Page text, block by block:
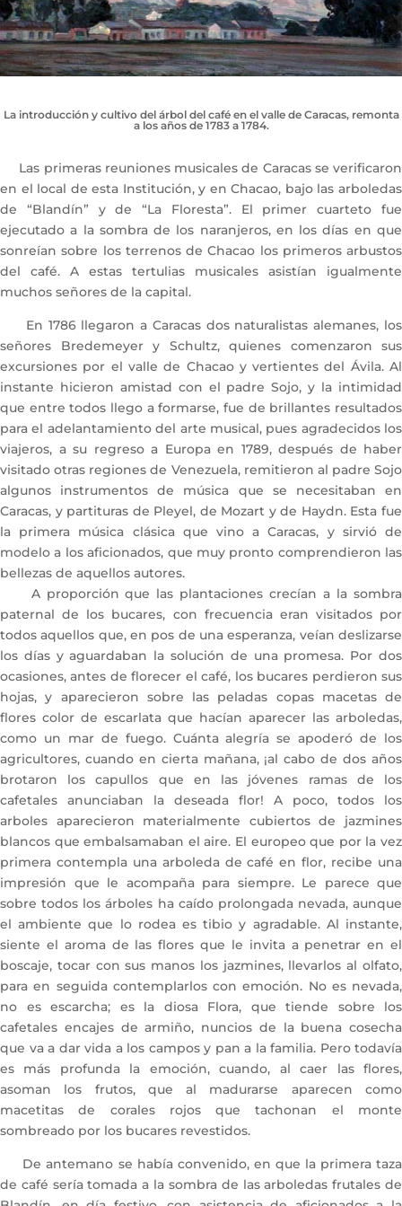
La introducción y cultivo del árbol del café en el valle de Caracas, remonta
a los años de 1783 a 1784.
Las primeras reuniones musicales de Caracas se verificaron
en el local de esta Institución, y en Chacao, bajo las arboledas
de “Blandín” y de “La Floresta”. El primer cuarteto fue
ejecutado a la sombra de los naranjeros, en los días en que
sonreían sobre los terrenos de Chacao los primeros arbustos
del café. A estas tertulias musicales asistían igualmente
muchos señores de la capital.
En 1786 llegaron a Caracas dos naturalistas alemanes, los
señores Bredemeyer y Schultz, quienes comenzaron sus
excursiones por el valle de Chacao y vertientes del Ávila. Al
instante hicieron amistad con el padre Sojo, y la intimidad
que entre todos llego a formarse, fue de brillantes resultados
para el adelantamiento del arte musical, pues agradecidos los
viajeros, a su regreso a Europa en 1789, después de haber
visitado otras regiones de Venezuela, remitieron al padre Sojo
algunos instrumentos de música que se necesitaban en
Caracas, y partituras de Pleyel, de Mozart y de Haydn. Esta fue
la primera música clásica que vino a Caracas, y sirvió de
modelo a los aficionados, que muy pronto comprendieron las
bellezas de aquellos autores.
A proporción que las plantaciones crecían a la sombra
paternal de los bucares, con frecuencia eran visitados por
todos aquellos que, en pos de una esperanza, veían deslizarse
los días y aguardaban la solución de una promesa. Por dos
ocasiones, antes de florecer el café, los bucares perdieron sus
hojas, y aparecieron sobre las peladas copas macetas de
flores color de escarlata que hacían aparecer las arboledas,
como un mar de fuego. Cuánta alegría se apoderó de los
agricultores, cuando en cierta mañana, ¡al cabo de dos años
brotaron los capullos que en las jóvenes ramas de los
cafetales anunciaban la deseada flor! A poco, todos los
arboles aparecieron materialmente cubiertos de jazmines
blancos que embalsamaban el aire. El europeo que por la vez
primera contempla una arboleda de café en flor, recibe una
impresión que le acompaña para siempre. Le parece que
sobre todos los árboles ha caído prolongada nevada, aunque
el ambiente que lo rodea es tibio y agradable. Al instante,
siente el aroma de las flores que le invita a penetrar en el
boscaje, tocar con sus manos los jazmines, llevarlos al olfato,
para en seguida contemplarlos con emoción. No es nevada,
no es escarcha; es la diosa Flora, que tiende sobre los
cafetales encajes de armiño, nuncios de la buena cosecha
que va a dar vida a los campos y pan a la familia. Pero todavía
es más profunda la emoción, cuando, al caer las flores,
asoman los frutos, que al madurarse aparecen como
macetitas de corales rojos que tachonan el monte
sombreado por los bucares revestidos.
De antemano se había convenido, en que la primera taza
de café sería tomada a la sombra de las arboledas frutales de